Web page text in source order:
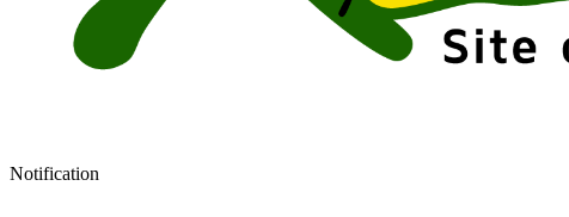
Notification